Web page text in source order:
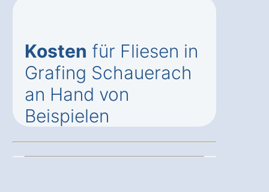
Kosten für Fliesen in
Grafing Schauerach
an Hand von
Beispielen